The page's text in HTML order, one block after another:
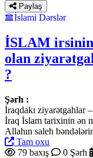
Paylaş
İslami Dərslər
İSLAM
olan
?
Şərh :
İraqdakı ziyarətgahlar
İraq İslam tarixinin ən
Allahın saleh
Tam oxu
79 baxış
0 Şərh